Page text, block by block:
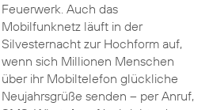
Feuerwerk. Auch das
Mobilfunknetz läuft in der
Silvesternacht zur Hochform auf,
wenn sich Millionen Menschen
über ihr Mobiltelefon glückliche
Neujahrsgrüße senden – per Anruf,